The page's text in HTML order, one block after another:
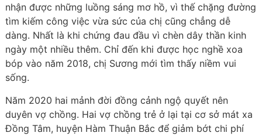
nhận được những luồng sáng mơ hồ, vì thế chặng đường
tìm kiếm công việc vừa sức của chị cũng chẳng dễ
dàng. Nhất là khi chứng đau đầu vì chèn dây thần kinh
ngày một nhiều thêm. Chỉ đến khi được học nghề xoa
bóp vào năm 2018, chị Sương mới tìm thấy niềm vui
sống.
Năm 2020 hai mảnh đời đồng cảnh ngộ quyết nên
duyên vợ chồng. Hai vợ chồng trẻ ở lại tại cơ sở mát xa
Đồng Tâm, huyện Hàm Thuận Bắc để giảm bớt chi phí